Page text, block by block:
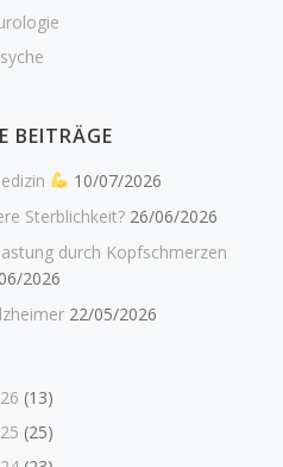
BEITRÄGE
10/07/2026
Sterblichkeit? 26/06/2026
durch Kopfschmerzen
2026
22/05/2026
(13)
(25)